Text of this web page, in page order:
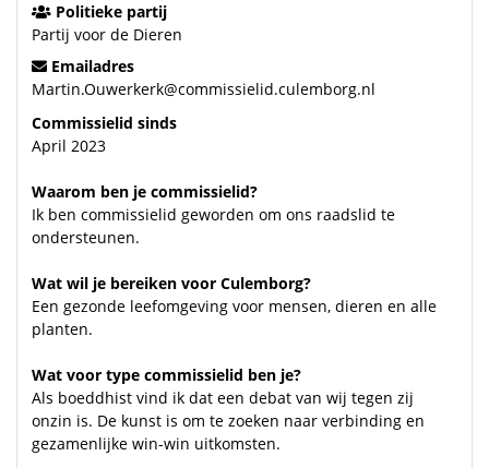
Politieke partij
Partij voor de Dieren
Emailadres
Martin.Ouwerkerk@commissielid.culemborg.nl
Commissielid sinds
April 2023
Waarom ben je commissielid?
Ik ben commissielid geworden om ons raadslid te
ondersteunen.
Wat wil je bereiken voor Culemborg?
Een gezonde leefomgeving voor mensen, dieren en alle
planten.
Wat voor type commissielid ben je?
Als boeddhist vind ik dat een debat van wij tegen zij
onzin is. De kunst is om te zoeken naar verbinding en
gezamenlijke win-win uitkomsten.